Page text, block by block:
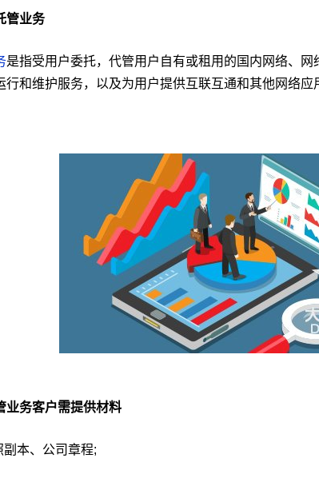
管业务
是指受用户委托，代管用户自有或租用的国内网络、
行和维护服务，以及为用户提供互联互通和其他网络
业务客户需提供材料
本、公司章程;